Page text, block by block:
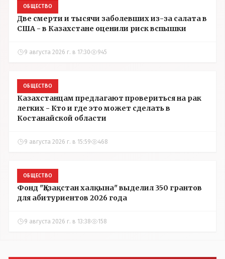
ОБЩЕСТВО
Две смерти и тысячи заболевших из-за салата в
США - в Казахстане оценили риск вспышки
9 августа 2026 г. в 17:30 945
ОБЩЕСТВО
Казахстанцам предлагают провериться на рак
легких - Кто и где это может сделать в
Костанайской области
9 августа 2026 г. в 15:59 468
ОБЩЕСТВО
Фонд "Қазақстан халқына" выделил 350 грантов
для абитуриентов 2026 года
9 августа 2026 г. в 13:38 158